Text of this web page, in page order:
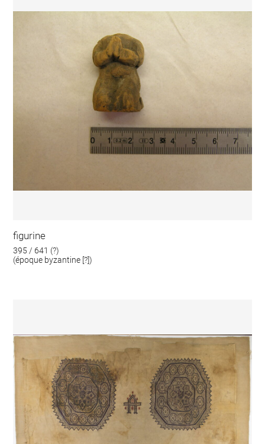
figurine
395 / 641 (?)
(époque byzantine [?])